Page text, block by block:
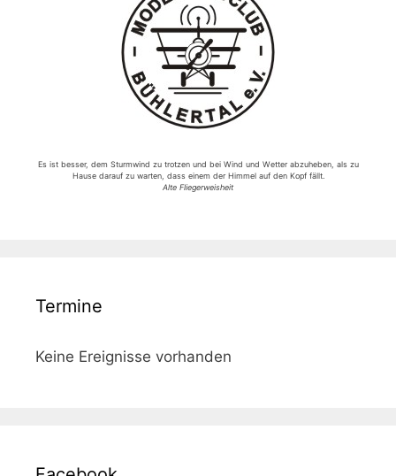
Es ist besser, dem Sturmwind zu trotzen und bei Wind und Wetter abzuheben, als zu
Hause darauf zu warten, dass einem der Himmel auf den Kopf fällt.
Alte Fliegerweisheit
Termine
Keine Ereignisse vorhanden